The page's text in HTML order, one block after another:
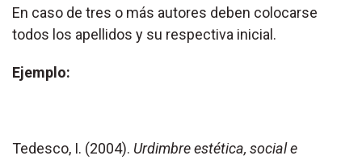
En caso de tres o más autores deben colocarse
todos los apellidos y su respectiva inicial.
Ejemplo:
Tedesco, I. (2004). Urdimbre estética, social e